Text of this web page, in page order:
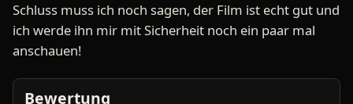
Schluss muss ich noch sagen, der Film ist echt gut und
ich werde ihn mir mit Sicherheit noch ein paar mal
anschauen!
Bewertung